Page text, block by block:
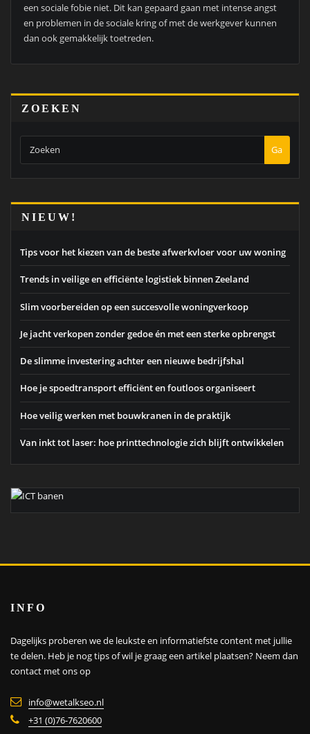
een sociale fobie niet. Dit kan gepaard gaan met intense angst
en problemen in de sociale kring of met de werkgever kunnen
dan ook gemakkelijk toetreden.
ZOEKEN
Ga
NIEUW!
Tips voor het kiezen van de beste afwerkvloer voor uw woning
Trends in veilige en efficiënte logistiek binnen Zeeland
Slim voorbereiden op een succesvolle woningverkoop
Je jacht verkopen zonder gedoe én met een sterke opbrengst
De slimme investering achter een nieuwe bedrijfshal
Hoe je spoedtransport efficiënt en foutloos organiseert
Hoe veilig werken met bouwkranen in de praktijk
Van inkt tot laser: hoe printtechnologie zich blijft ontwikkelen
INFO
Dagelijks proberen we de leukste en informatiefste content met jullie
te delen. Heb je nog tips of wil je graag een artikel plaatsen? Neem dan
contact met ons op
info@wetalkseo.nl
+31 (0)76-7620600